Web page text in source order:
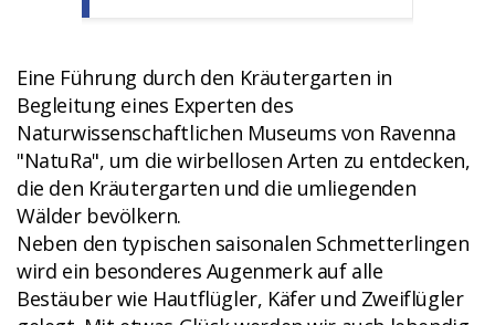
Eine Führung durch den Kräutergarten in
Begleitung eines Experten des
Naturwissenschaftlichen Museums von Ravenna
"NatuRa", um die wirbellosen Arten zu entdecken,
die den Kräutergarten und die umliegenden
Wälder bevölkern.
Neben den typischen saisonalen Schmetterlingen
wird ein besonderes Augenmerk auf alle
Bestäuber wie Hautflügler, Käfer und Zweiflügler